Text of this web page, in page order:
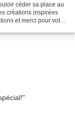
céder sa place au
créations inspirées
et merci pour votre